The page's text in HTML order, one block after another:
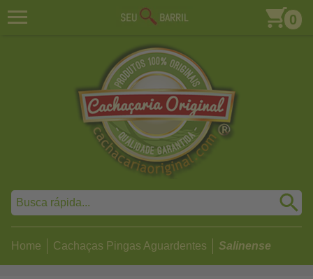
0
Home Cachaças Pingas Aguardentes Salinense